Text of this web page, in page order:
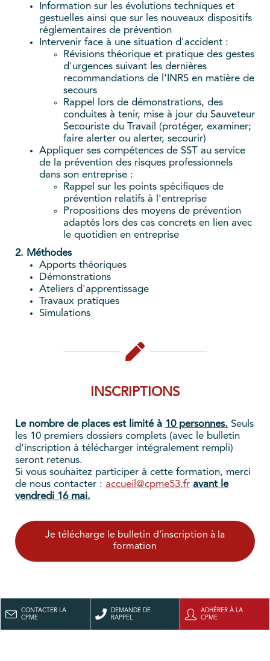
Information sur les évolutions techniques et
gestuelles ainsi que sur les nouveaux dispositifs
réglementaires de prévention
Intervenir face à une situation d'accident :
Révisions théorique et pratique des gestes
d'urgences suivant les dernières
recommandations de l'INRS en matière de
secours
Rappel lors de démonstrations, des
conduites à tenir, mise à jour du Sauveteur
Secouriste du Travail (protéger, examiner;
faire alerter ou alerter, secourir)
Appliquer ses compétences de SST au service
de la prévention des risques professionnels
dans son entreprise :
Rappel sur les points spécifiques de
prévention relatifs à l'entreprise
Propositions des moyens de prévention
adaptés lors des cas concrets en lien avec
le quotidien en entreprise
2. Méthodes
Apports théoriques
Démonstrations
Ateliers d'apprentissage
Travaux pratiques
Simulations
INSCRIPTIONS
Le nombre de places est limité à 10 personnes. Seuls
les 10 premiers dossiers complets (avec le bulletin
d'inscription à télécharger intégralement rempli)
seront retenus.
Si vous souhaitez participer à cette formation, merci
de nous contacter : accueil@cpme53.fr avant le
vendredi 16 mai.
Je télécharge le bulletin d'inscription à la
formation
CONTACTER LA
CPME
DEMANDE DE
RAPPEL
ADHÉRER À LA
CPME